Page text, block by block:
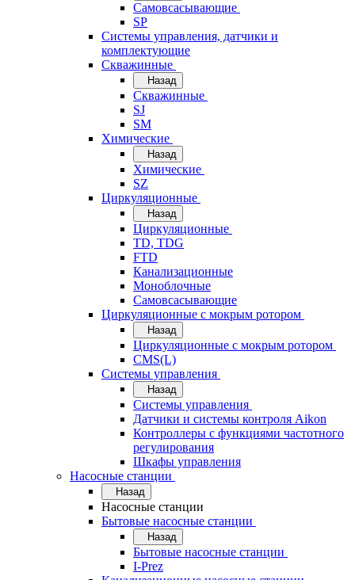
Самовсасывающие
SP
Системы управления, датчики и
комплектующие
Скважинные
Назад
Скважинные
SJ
SM
Химические
Назад
Химические
SZ
Циркуляционные
Назад
Циркуляционные
TD, TDG
FTD
Канализационные
Моноблочные
Самовсасывающие
Циркуляционные с мокрым ротором
Назад
Циркуляционные с мокрым ротором
CMS(L)
Системы управления
Назад
Системы управления
Датчики и системы контроля Aikon
Контроллеры с функциями частотного
регулирования
Шкафы управления
Насосные станции
Назад
Насосные станции
Бытовые насосные станции
Назад
Бытовые насосные станции
I-Prez